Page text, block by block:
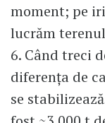
moment; pe
lucrăm
6. Când treci
diferența de
se